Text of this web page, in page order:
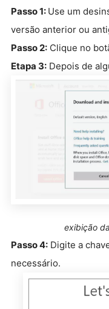
Passo 1: Use um
versão anterior ou
Passo 2: Clique no
Etapa 3: Depois de
exibição
Passo 4: Digite a
necessário.